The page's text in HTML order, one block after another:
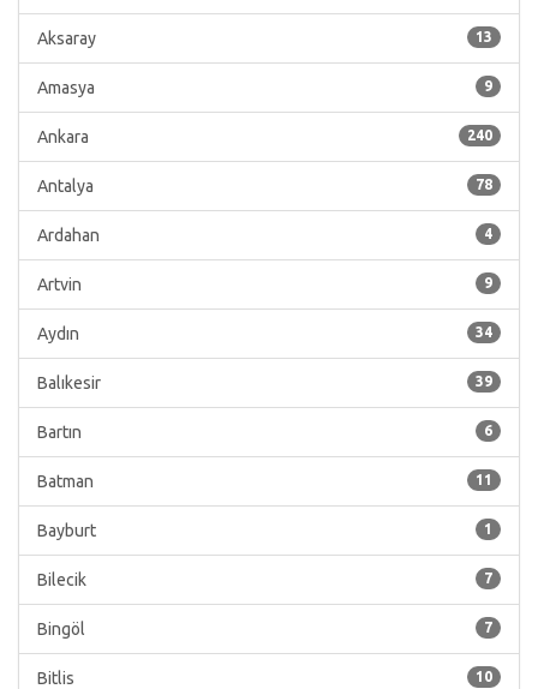
13
Aksaray
9
Amasya
240
Ankara
78
Antalya
4
Ardahan
9
Artvin
34
Aydın
39
Balıkesir
6
Bartın
11
Batman
1
Bayburt
7
Bilecik
7
Bingöl
10
Bitlis